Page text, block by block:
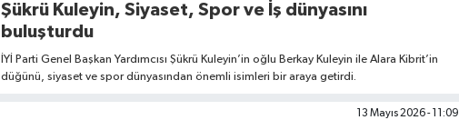
Şükrü Kuleyin, Siyaset, Spor ve İş dünyasını
buluşturdu
İYİ Parti Genel Başkan Yardımcısı Şükrü Kuleyin’in oğlu Berkay Kuleyin ile Alara Kibrit’in
düğünü, siyaset ve spor dünyasından önemli isimleri bir araya getirdi.
13 Mayıs 2026 - 11:09